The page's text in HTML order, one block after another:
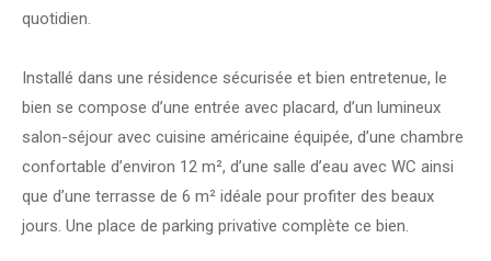
quotidien.
Installé dans une résidence sécurisée et bien entretenue, le
bien se compose d’une entrée avec placard, d’un lumineux
salon-séjour avec cuisine américaine équipée, d’une chambre
confortable d’environ 12 m², d’une salle d’eau avec WC ainsi
que d’une terrasse de 6 m² idéale pour profiter des beaux
jours. Une place de parking privative complète ce bien.